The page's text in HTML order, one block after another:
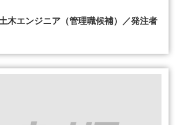
木エンジニア（管理職候補）／発注者